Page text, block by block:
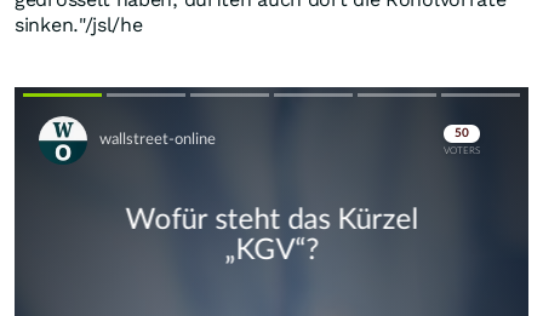
sinken."/jsl/he
Skip